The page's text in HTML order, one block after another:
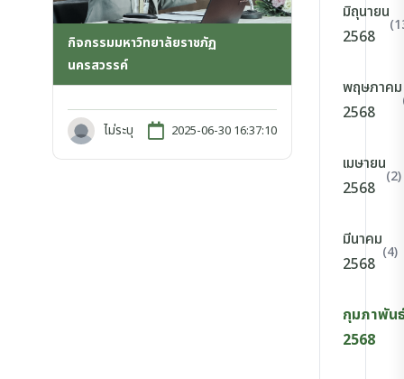
กิจกรรมมหาวิทยาลัยราชภัฏ
นครสวรรค์
ไม่ระบุ 2025-06-30 16:37:10
มิถุนายน
2568
พฤษภาคม
2568
เมษายน
2568
(2)
มีนาคม
2568
(4)
กุมภาพัน
2568